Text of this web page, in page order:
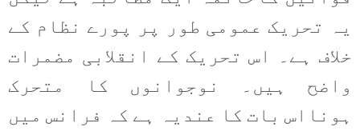
یہ تحریک عمومی طور پر پورے نظام کے
خلاف ہے۔ اس تحریک کے انقلابی مضمرات
واضح ہیں۔ نوجوانوں کا متحرک
ہونااس بات کا عندیہ ہے کہ فرانس میں